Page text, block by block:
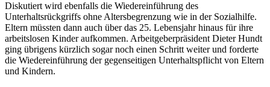
Diskutiert wird ebenfalls die Wiedereinführung des
Unterhaltsrückgriffs ohne Altersbegrenzung wie in der Sozialhilfe.
Eltern müssten dann auch über das 25. Lebensjahr hinaus für ihre
arbeitslosen Kinder aufkommen. Arbeitgeberpräsident Dieter Hundt
ging übrigens kürzlich sogar noch einen Schritt weiter und forderte
die Wiedereinführung der gegenseitigen Unterhaltspflicht von Eltern
und Kindern.